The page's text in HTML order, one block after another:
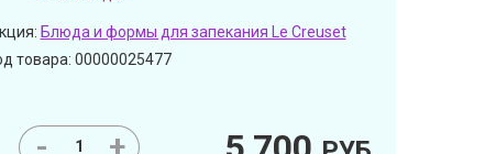
Блюда и формы для запекания Le Creuset
товара: 00000025477
- +